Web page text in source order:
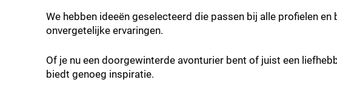
We hebben ideeën geselecteerd die passen bij alle profielen
onvergetelijke ervaringen.
Of je nu een doorgewinterde avonturier bent of juist een
biedt genoeg inspiratie.